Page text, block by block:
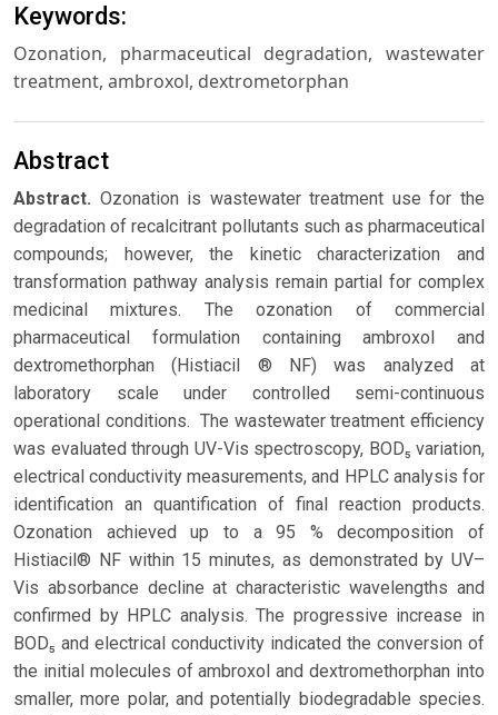
Keywords:
Ozonation, pharmaceutical degradation, wastewater
treatment, ambroxol, dextrometorphan
Abstract
Abstract. Ozonation is wastewater treatment use for the
degradation of recalcitrant pollutants such as pharmaceutical
compounds; however, the kinetic characterization and
transformation pathway analysis remain partial for complex
medicinal mixtures. The ozonation of commercial
pharmaceutical formulation containing ambroxol and
dextromethorphan (Histiacil ® NF) was analyzed at
laboratory scale under controlled semi-continuous
operational conditions. The wastewater treatment efficiency
was evaluated through UV-Vis spectroscopy, BOD₅ variation,
electrical conductivity measurements, and HPLC analysis for
identification an quantification of final reaction products.
Ozonation achieved up to a 95 % decomposition of
Histiacil® NF within 15 minutes, as demonstrated by UV–
Vis absorbance decline at characteristic wavelengths and
confirmed by HPLC analysis. The progressive increase in
BOD₅ and electrical conductivity indicated the conversion of
the initial molecules of ambroxol and dextromethorphan into
smaller, more polar, and potentially biodegradable species.